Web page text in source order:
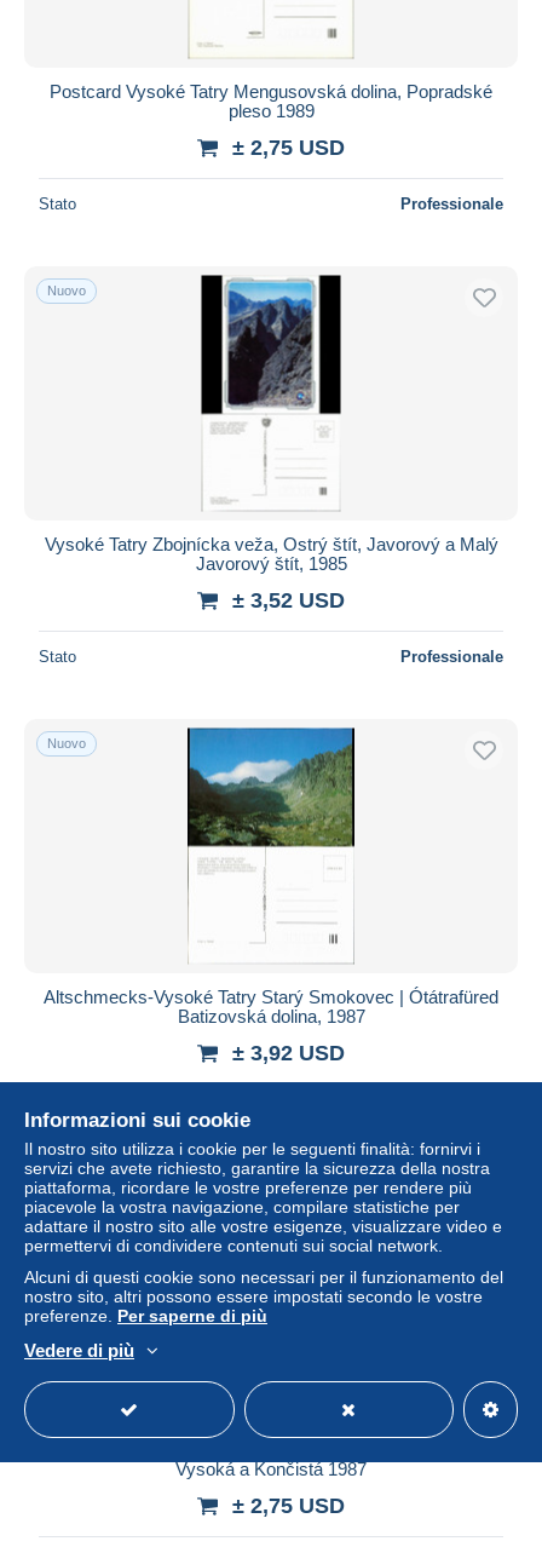
Postcard Vysoké Tatry Mengusovská dolina, Popradské
pleso 1989
± 2,75 USD
Stato Professionale
Nuovo
Vysoké Tatry Zbojnícka veža, Ostrý štít, Javorový a Malý
Javorový štít, 1985
± 3,52 USD
Stato Professionale
Nuovo
Altschmecks-Vysoké Tatry Starý Smokovec | Ótátrafüred
Batizovská dolina, 1987
± 3,92 USD
Stato
Nuovo
Vysoká a Končistá 1987
± 2,75 USD
Informazioni sui cookie
Il nostro sito utilizza i cookie per le seguenti finalità: fornirvi i
servizi che avete richiesto, garantire la sicurezza della nostra
piattaforma, ricordare le vostre preferenze per rendere più
piacevole la vostra navigazione, compilare statistiche per
adattare il nostro sito alle vostre esigenze, visualizzare video e
permettervi di condividere contenuti sui social network.
Alcuni di questi cookie sono necessari per il funzionamento del
nostro sito, altri possono essere impostati secondo le vostre
preferenze. Per saperne di più
Vedere di più